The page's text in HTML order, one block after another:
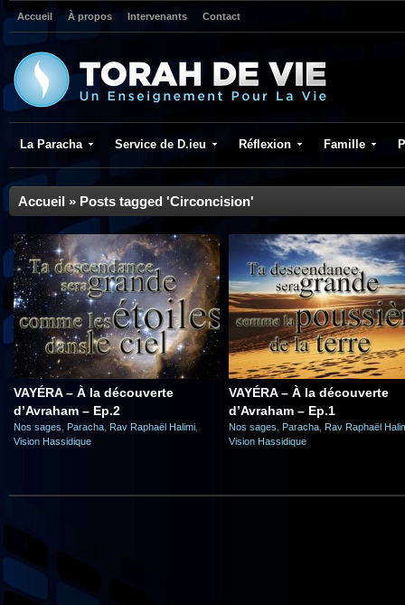
Accueil À propos Intervenants Contact
La Paracha Service de D.ieu Réflexion Famille
Accueil » Posts tagged 'Circoncision'
VAYÉRA – À la découverte
d’Avraham – Ep.2
Nos sages Paracha Rav Raphaël Halimi
Vision Hassidique
VAYÉRA – À la découverte
d’Avraham – Ep.1
Nos sages Paracha Rav Raphaël
Vision Hassidique